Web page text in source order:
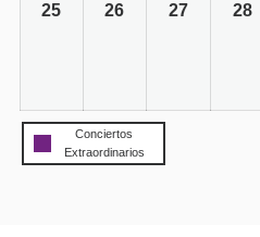
25
26 27 28
Conciertos
Extraordinarios